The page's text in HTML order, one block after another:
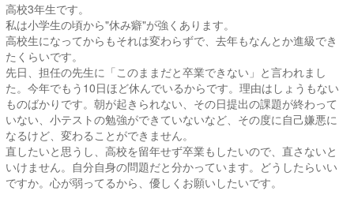
高校3年生です。
私は小学生の頃から"休み癖"が強くあります。
高校生になってからもそれは変わらずで、去年もなんとか進級でき
たくらいです。
先日、担任の先生に「このままだと卒業できない」と言われまし
た。今年でもう10日ほど休んでいるからです。理由はしょうもない
ものばかりです。朝が起きられない、その日提出の課題が終わって
いない、小テストの勉強ができていないなど、その度に自己嫌悪に
なるけど、変わることができません。
直したいと思うし、高校を留年せず卒業もしたいので、直さないと
いけません。自分自身の問題だと分かっています。どうしたらいい
ですか。心が弱ってるから、優しくお願いしたいです。